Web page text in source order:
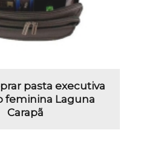
pasta executiva
feminina Laguna
Carapã